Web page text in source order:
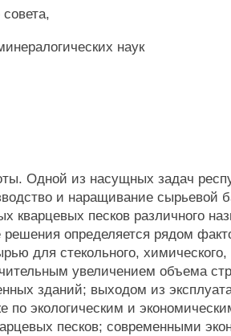
наук
Одной из насущных задач
и наращивание сырьевой
кварцевых песков различного
определяется рядом
для стекольного, химического,
увеличением объема
зданий; выходом из
по экологическим и
песков; современными